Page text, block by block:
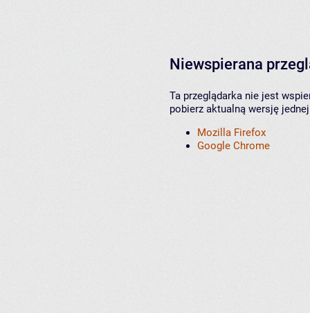
Niewspierana
Ta przeglądarka nie jest
pobierz aktualną wersję
Mozilla Firefox
Google Chrome